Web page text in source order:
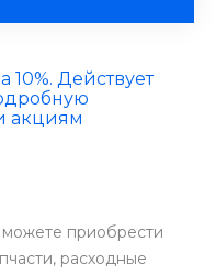
10%. Действует
акциям
приобрести
расходные